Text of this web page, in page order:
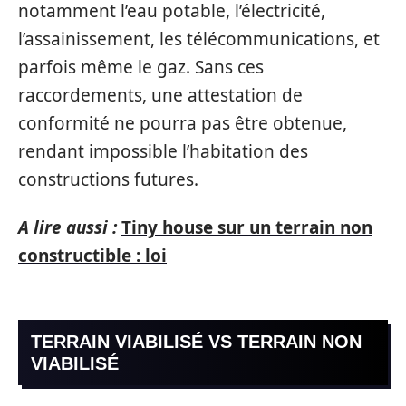
notamment l’eau potable, l’électricité,
l’assainissement, les télécommunications, et
parfois même le gaz. Sans ces
raccordements, une attestation de
conformité ne pourra pas être obtenue,
rendant impossible l’habitation des
constructions futures.
A lire aussi :Tiny house sur un terrain non
constructible : loi
TERRAIN VIABILISÉ VS TERRAIN NON
VIABILISÉ